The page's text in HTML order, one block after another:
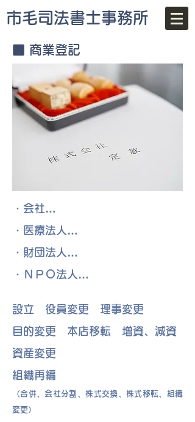
市毛司法書士事務所
■ 商業登記
・会社…
・医療法人…
・財団法人…
・ＮＰＯ法人…
設立 役員変更 理事変更
目的変更 本店移転 増資、減資
資産変更
組織再編
（合併、会社分割、株式交換、株式移転、組織
変更）